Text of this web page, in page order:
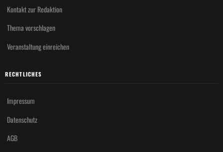
Kontakt zur Redaktion
Thema vorschlagen
Veranstaltung einreichen
RECHTLICHES
Impressum
Datenschutz
AGB